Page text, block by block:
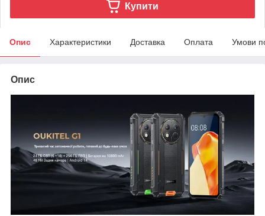
Купити
Опис Характеристики Доставка Оплата Умови
Опис